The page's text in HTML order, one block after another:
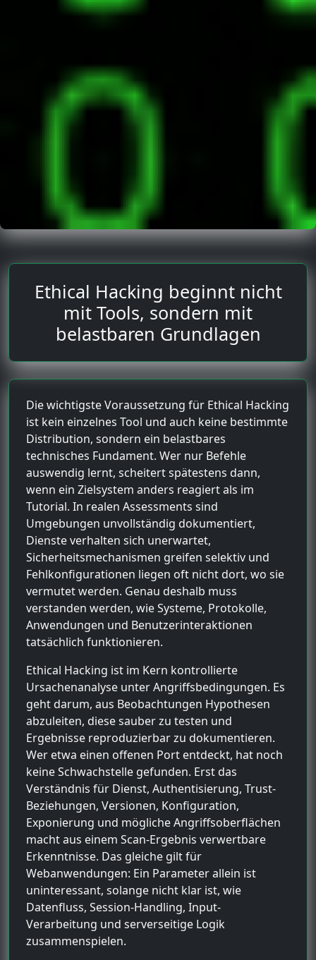
Ethical Hacking beginnt nicht
mit Tools, sondern mit
belastbaren Grundlagen
Die wichtigste Voraussetzung für Ethical Hacking
ist kein einzelnes Tool und auch keine bestimmte
Distribution, sondern ein belastbares
technisches Fundament. Wer nur Befehle
auswendig lernt, scheitert spätestens dann,
wenn ein Zielsystem anders reagiert als im
Tutorial. In realen Assessments sind
Umgebungen unvollständig dokumentiert,
Dienste verhalten sich unerwartet,
Sicherheitsmechanismen greifen selektiv und
Fehlkonfigurationen liegen oft nicht dort, wo sie
vermutet werden. Genau deshalb muss
verstanden werden, wie Systeme, Protokolle,
Anwendungen und Benutzerinteraktionen
tatsächlich funktionieren.
Ethical Hacking ist im Kern kontrollierte
Ursachenanalyse unter Angriffsbedingungen. Es
geht darum, aus Beobachtungen Hypothesen
abzuleiten, diese sauber zu testen und
Ergebnisse reproduzierbar zu dokumentieren.
Wer etwa einen offenen Port entdeckt, hat noch
keine Schwachstelle gefunden. Erst das
Verständnis für Dienst, Authentisierung, Trust-
Beziehungen, Versionen, Konfiguration,
Exponierung und mögliche Angriffsoberflächen
macht aus einem Scan-Ergebnis verwertbare
Erkenntnisse. Das gleiche gilt für
Webanwendungen: Ein Parameter allein ist
uninteressant, solange nicht klar ist, wie
Datenfluss, Session-Handling, Input-
Verarbeitung und serverseitige Logik
zusammenspielen.